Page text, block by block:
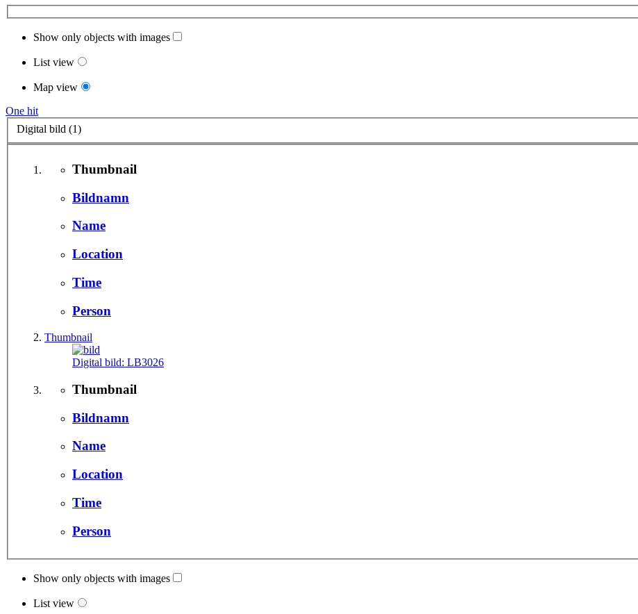
Show only objects with images
List view
Map view
One hit
Digital bild (1)
Thumbnail
Bildnamn
Name
Location
Time
Person
Thumbnail
Digital bild: LB3026
Thumbnail
Bildnamn
Name
Location
Time
Person
Show only objects with images
List view